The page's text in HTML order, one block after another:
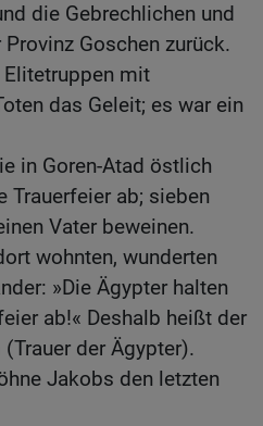
die Gebrechlichen und
Goschen zurück.
mit
das Geleit; es war ein
in Goren-Atad östlich
Trauerfeier ab; sieben
Vater beweinen.
wohnten, wunderten
»Die Ägypter halten
ab!« Deshalb heißt der
der Ägypter).
Jakobs den letzten